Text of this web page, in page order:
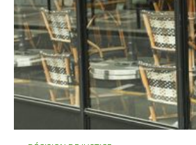
et
restaurants,
Décision
en
référé
8